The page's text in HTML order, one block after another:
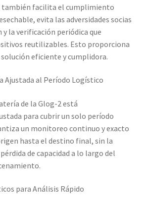
también facilita el cumplimiento
evita las adversidades socias
la verificación periódica que
reutilizables. Esto proporciona
solución eficiente y cumplidora.
Ajustada al Período Logístico
de la Glog-2 está
para cubrir un solo período
un monitoreo continuo y exacto
hasta el destino final, sin la
de capacidad a lo largo del
para Análisis Rápido